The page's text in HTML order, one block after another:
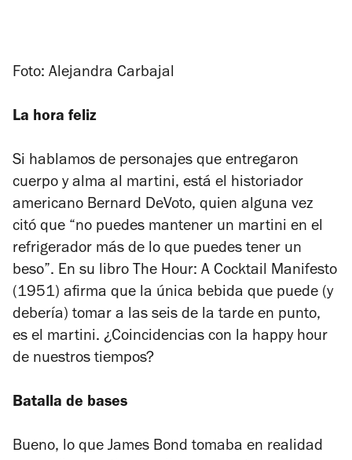
Foto: Alejandra Carbajal
La hora feliz
Si hablamos de personajes que entregaron
cuerpo y alma al martini, está el historiador
americano Bernard DeVoto, quien alguna vez
citó que “no puedes mantener un martini en el
refrigerador más de lo que puedes tener un
beso”. En su libro The Hour: A Cocktail Manifesto
(1951) afirma que la única bebida que puede (y
debería) tomar a las seis de la tarde en punto,
es el martini. ¿Coincidencias con la happy hour
de nuestros tiempos?
Batalla de bases
Bueno, lo que James Bond tomaba en realidad